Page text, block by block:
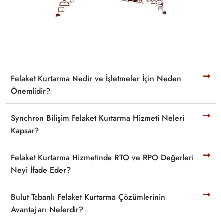
Felaket Kurtarma Nedir ve İşletmeler İçin Neden
Önemlidir?
Synchron Bilişim Felaket Kurtarma Hizmeti Neleri
Kapsar?
Felaket Kurtarma Hizmetinde RTO ve RPO Değerleri
Neyi İfade Eder?
Bulut Tabanlı Felaket Kurtarma Çözümlerinin
Avantajları Nelerdir?